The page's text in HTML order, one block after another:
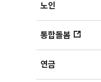
노인
펼치기
통합돌봄
연금
펼치기